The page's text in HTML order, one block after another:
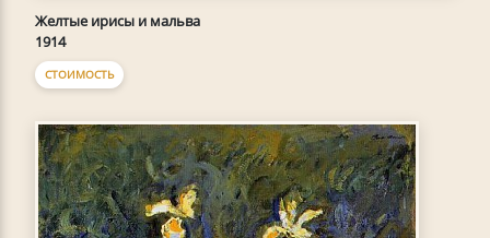
Желтые ирисы и мальва
1914
СТОИМОСТЬ